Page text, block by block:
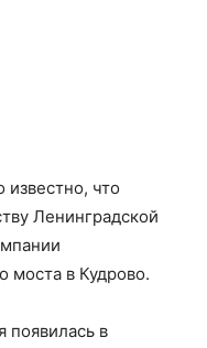
известно, что
Ленинградской
моста в Кудрово.
появилась в